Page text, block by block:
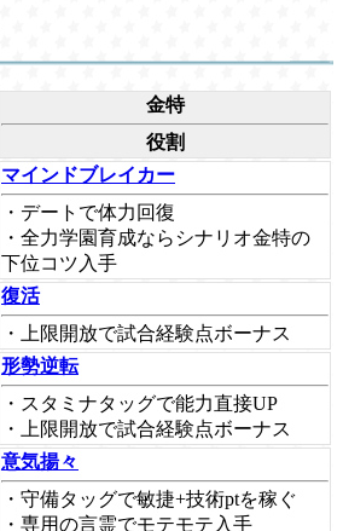
金特
役割
マインドブレイカー
・デートで体力回復
・全力学園育成ならシナリオ金特の
下位コツ入手
復活
・上限開放で試合経験点ボーナス
形勢逆転
・スタミナタッグで能力直接UP
・上限開放で試合経験点ボーナス
意気揚々
・守備タッグで敏捷+技術ptを稼ぐ
・専用の言霊でモテモテ入手